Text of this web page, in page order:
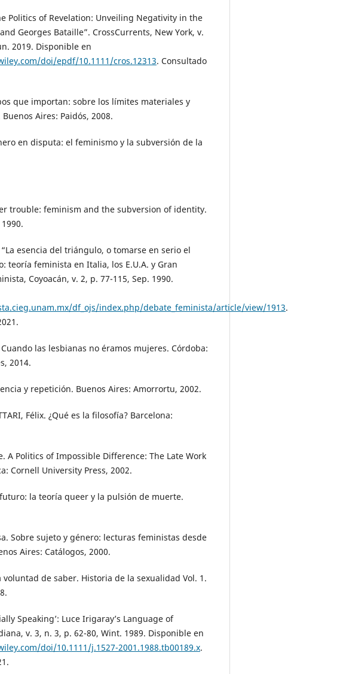
Politics of Revelation: Unveiling Negativity in the
Georges Bataille”. CrossCurrents, New York, v.
2019. Disponible en
doi/epdf/10.1111/cros.12313. Consultado
que importan: sobre los límites materiales y
Buenos Aires: Paidós, 2008.
en disputa: el feminismo y la subversión de la
trouble: feminism and the subversion of identity.
“La esencia del triángulo, o tomarse en serio el
teoría feminista en Italia, los E.U.A. y Gran
Coyoacán, v. 2, p. 77-115, Sep. 1990.
df_ojs/index.php/debate_feminista/article/view/1913.
Cuando las lesbianas no éramos mujeres. Córdoba:
2014.
y repetición. Buenos Aires: Amorrortu, 2002.
Félix. ¿Qué es la filosofía? Barcelona:
A Politics of Impossible Difference: The Late Work
Cornell University Press, 2002.
futuro: la teoría queer y la pulsión de muerte.
Sobre sujeto y género: lecturas feministas desde
Aires: Catálogos, 2000.
voluntad de saber. Historia de la sexualidad Vol. 1.
Speaking’: Luce Irigaray’s Language of
v. 3, n. 3, p. 62-80, Wint. 1989. Disponible en
doi/10.1111/j.1527-2001.1988.tb00189.x.